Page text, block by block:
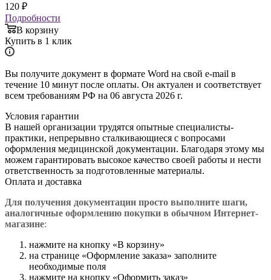
120 ₽
Подробности
В корзину
Купить в 1 клик
Вы получите документ в формате Word на свой e-mail в
течение 10 минут после оплаты. Он актуален и соответствует
всем требованиям РФ на 06 августа 2026 г.
Условия гарантии
В нашей организации трудятся опытные специалисты-
практики, непрерывно сталкивающиеся с вопросами
оформления медицинской документации. Благодаря этому мы
можем гарантировать высокое качество своей работы и нести
ответственность за подготовленные материалы.
Оплата и доставка
Для получения документации просто выполните шаги,
аналогичные оформлению покупки в обычном Интернет-
магазине:
нажмите на кнопку «В корзину»
на странице «Оформление заказа» заполните
необходимые поля
нажмите на кнопку «Оформить заказ»